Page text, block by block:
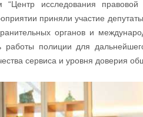
исследования правовой
приняли участие
органов и
полиции для
сервиса и уровня доверия